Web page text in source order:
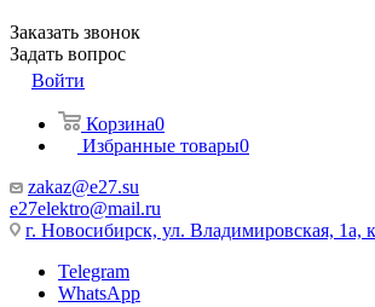
Заказать звонок
Задать вопрос
Войти
Корзина0
Избранные товары0
zakaz@e27.su
e27elektro@mail.ru
г. Новосибирск, ул. Владимировская, 1а,
Telegram
WhatsApp